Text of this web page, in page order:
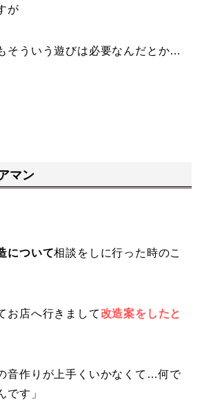
が
そういう遊びは必要なんだとか…
マン
について相談をしに行った時のこ
お店へ行きまして改造案をしたと
音作りが上手くいかなくて…何で
です」